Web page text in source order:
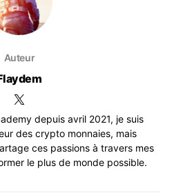
Auteur
depuis avril 2021, je suis
des crypto monnaies, mais
ces passions à travers mes
le plus de monde possible.